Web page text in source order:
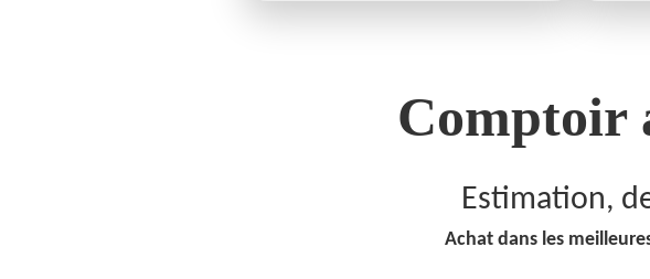
Comptoir
Estimation,
Achat dans les